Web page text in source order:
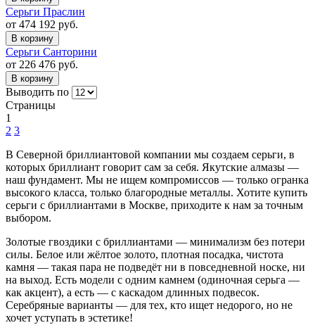
Серьги Праслин
от 474 192 руб.
В корзину
Серьги Санторини
от 226 476 руб.
В корзину
Выводить по
Страницы
1
2 3
В Северной бриллиантовой компании мы создаем серьги, в
которых бриллиант говорит сам за себя. Якутские алмазы —
наш фундамент. Мы не ищем компромиссов — только огранка
высокого класса, только благородные металлы. Хотите купить
серьги с бриллиантами в Москве, приходите к нам за точным
выбором.
Золотые гвоздики с бриллиантами — минимализм без потери
силы. Белое или жёлтое золото, плотная посадка, чистота
камня — такая пара не подведёт ни в повседневной носке, ни
на выход. Есть модели с одним камнем (одиночная серьга —
как акцент), а есть — с каскадом длинных подвесок.
Серебряные варианты — для тех, кто ищет недорого, но не
хочет уступать в эстетике!